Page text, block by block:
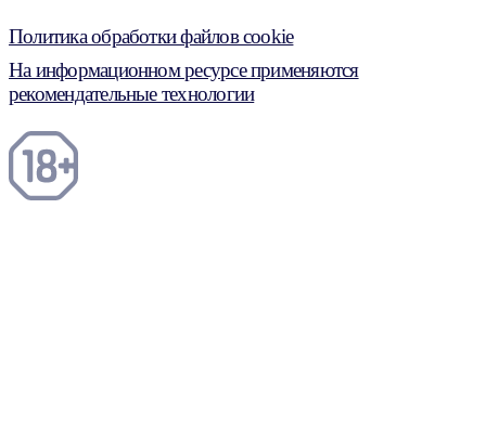
Политика обработки файлов cookie
На информационном ресурсе применяются
рекомендательные технологии